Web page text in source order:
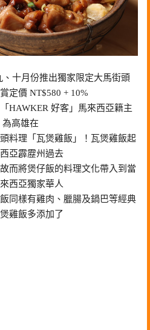
十月份推出獨家限定大馬街頭
定價 NT$580 + 10%
HAWKER 好客」馬來西亞籍主
高雄在
料理「瓦煲雞飯」！瓦煲雞飯起
亞霹靂州過去
而將煲仔飯的料理文化帶入到當
西亞獨家華人
同樣有雞肉、臘腸及鍋巴等經典
雞飯多添加了